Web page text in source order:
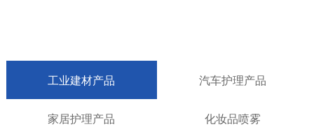
工业建材产品 汽车护理产品
家居护理产品 化妆品喷雾